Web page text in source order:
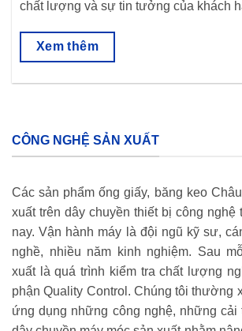
chất lượng và sự tin tưởng của khách
Xem thêm
CÔNG NGHỆ SẢN XUẤT
Các sản phẩm ống giấy, băng keo
xuất trên dây chuyền thiết bị công nghệ
nay. Vận hành máy là đội ngũ kỹ sư,
nghề, nhiều năm kinh nghiệm. Sau
xuất là quá trình kiểm tra chất lượng
phận Quality Control. Chúng tôi thường
ứng dụng những công nghệ, những cải